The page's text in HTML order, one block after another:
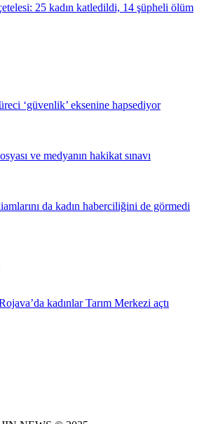
25 kadın katledildi, 14 şüpheli ölüm
‘güvenlik’ eksenine hapsediyor
ve medyanın hakikat sınavı
da kadın haberciliğini de görmedi
kadınlar Tarım Merkezi açtı